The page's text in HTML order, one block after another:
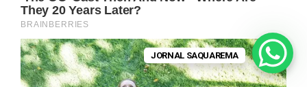
JORNAL SAQUAREMA